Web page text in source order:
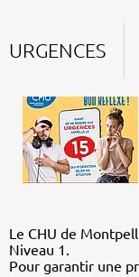
URGENCES
Le CHU de
Niveau 1.
Pour garantir une